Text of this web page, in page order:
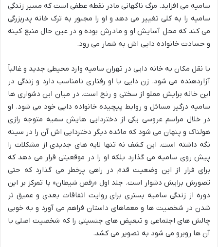
سامیه می افزاید. مرگ ناگهانی مادر نقطه عطفی است که مسیر زندگی
سامیه را به کلی تغییر می دهد و او را مجبور به ترک خانه پدربزرگی
می کند که محل آسایش او و مادرش بوده و در عین حال منبع کینه
و حسادت خانواده دایی اش به شمار می رود.
با نقل مکان به خانه دایی در تهران سامیه وارد محیطی جدید و غالباً
آزاردهنده می شود. زن دایی با او رفتاری نامناسب دارد و زندگی در
این خانه برایش مملو از سختی و رنج است. در میان این دشواری ها
سامیه درگیر مسائل و روابط پیچیده خانواده دایی خود می شود. او
در خلال مراسم عروسی یکی از دختردایی هایش سمیه متوجه رازی
هولناک و پنهان می شود که مائده دیگر دختردایی اش آن را در سینه
نگه داشته است. این کشف نه تنها لایه های جدیدی از مشکلات را
پیش روی سامیه می گذارد بلکه او را در موقعیتی قرار می دهد که
برای فرار از این وضعیت قدم در راهی پرخطر می گذارد که حتی
تصورش برایش دشوار است. جلد اول «رقص شیطان» با تمرکز بر این
دوره از زندگی سامیه بستری برای روایت اتفاقات بعدی و عمیق تر
شدن در شخصیت ها و معماهای داستان فراهم می آورد و به خوبی
چالش های اجتماعی و تبعیض های جنسیتی را که شخصیت اصلی با
آن ها روبرو می شود به تصویر می کشد.